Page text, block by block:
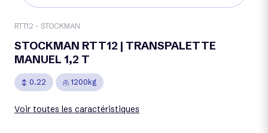
RTT12 - STOCKMAN
STOCKMAN RTT12 | TRANSPALETTE
MANUEL 1,2 T
0.22 1200kg
Voir toutes les caractéristiques